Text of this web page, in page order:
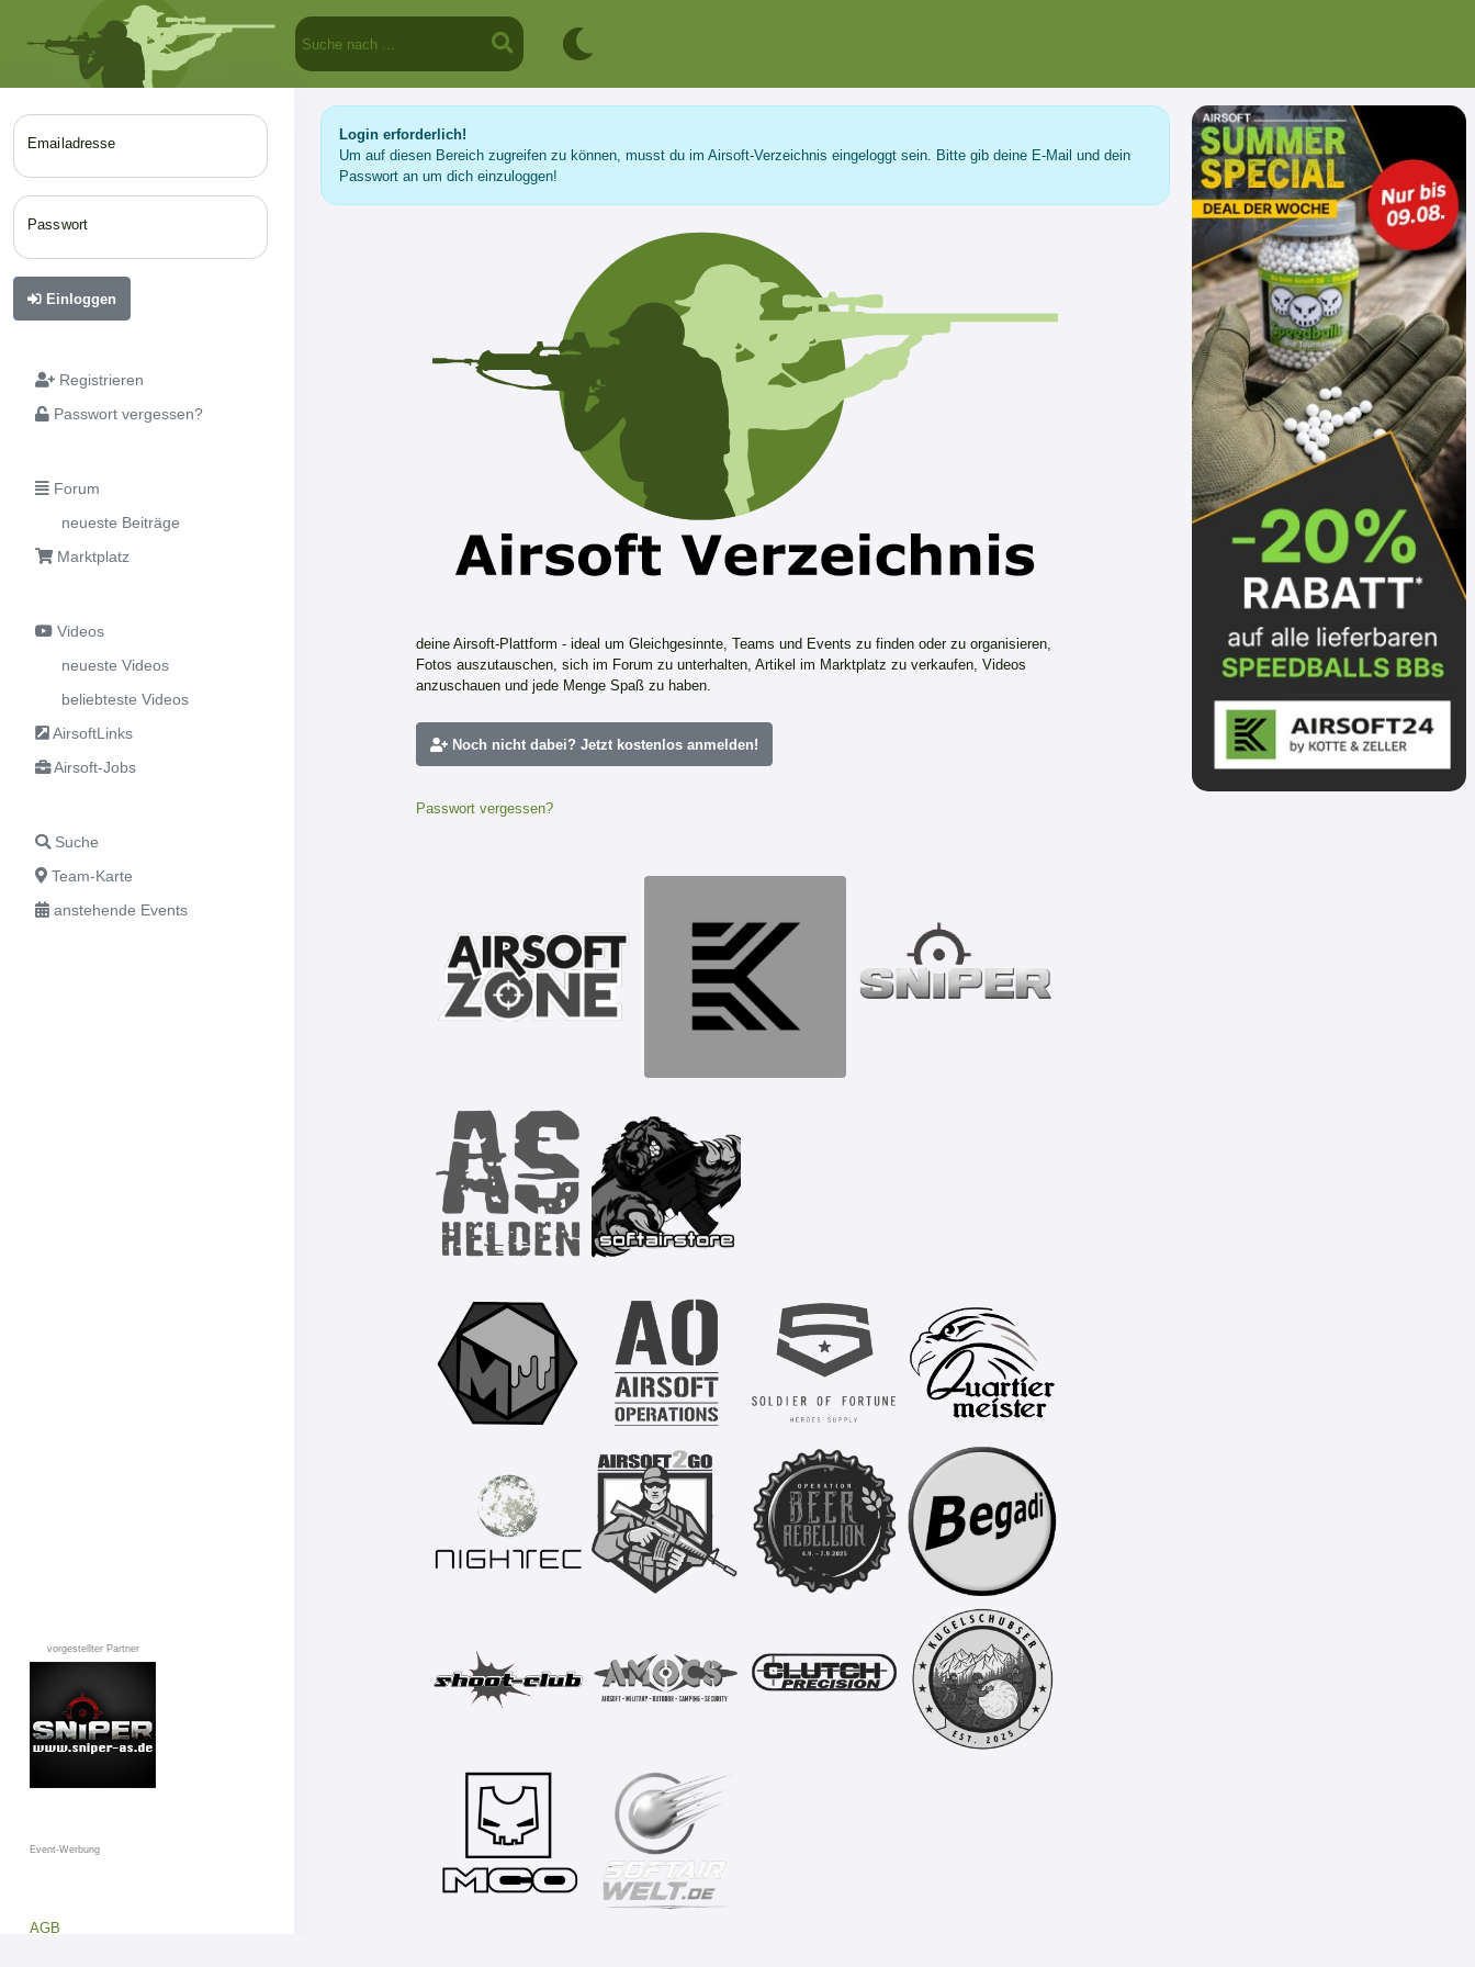
Emailadresse
Passwort
Einloggen
Registrieren
Passwort vergessen?
Forum
neueste Beiträge
Marktplatz
Videos
neueste Videos
beliebteste Videos
AirsoftLinks
Airsoft-Jobs
Suche
Team-Karte
anstehende Events
vorgestellter Partner
Event-Werbung
AGB
Login erforderlich!
Um auf diesen Bereich zugreifen zu können, musst du im Airsoft-Verzeichnis eingeloggt sein. Bitte gib deine E-Mail und dein
Passwort an um dich einzuloggen!
deine Airsoft-Plattform - ideal um Gleichgesinnte, Teams und Events zu finden oder zu organisieren,
Fotos auszutauschen, sich im Forum zu unterhalten, Artikel im Marktplatz zu verkaufen, Videos
anzuschauen und jede Menge Spaß zu haben.
Noch nicht dabei? Jetzt kostenlos anmelden!
Passwort vergessen?